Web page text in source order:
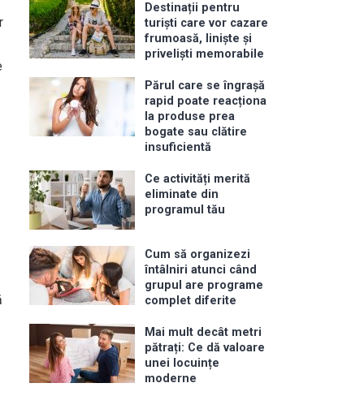
Destinații pentru
turiști care vor cazare
frumoasă, liniște și
priveliști memorabile
Părul care se îngrașă
rapid poate reacționa
la produse prea
bogate sau clătire
insuficientă
Ce activități merită
eliminate din
programul tău
Cum să organizezi
întâlniri atunci când
grupul are programe
complet diferite
Mai mult decât metri
pătrați: Ce dă valoare
unei locuințe
moderne